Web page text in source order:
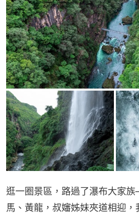
逛一圈景區，路過了瀑布大家
馬、黃龍，叔嬸姊妹夾道相迎